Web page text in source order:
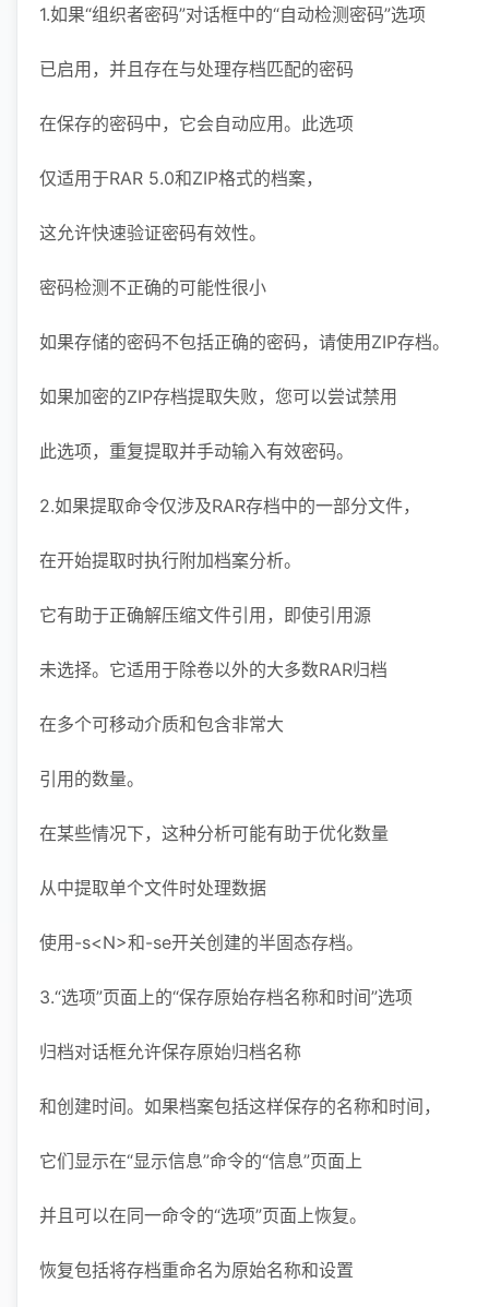
1.如果“组织者密码”对话框中的“自动检测密码”选项
已启用，并且存在与处理存档匹配的密码
在保存的密码中，它会自动应用。此选项
仅适用于RAR 5.0和ZIP格式的档案，
这允许快速验证密码有效性。
密码检测不正确的可能性很小
如果存储的密码不包括正确的密码，请使用ZIP存档。
如果加密的ZIP存档提取失败，您可以尝试禁用
此选项，重复提取并手动输入有效密码。
2.如果提取命令仅涉及RAR存档中的一部分文件，
在开始提取时执行附加档案分析。
它有助于正确解压缩文件引用，即使引用源
未选择。它适用于除卷以外的大多数RAR归档
在多个可移动介质和包含非常大
引用的数量。
在某些情况下，这种分析可能有助于优化数量
从中提取单个文件时处理数据
使用-s<N>和-se开关创建的半固态存档。
3.“选项”页面上的“保存原始存档名称和时间”选项
归档对话框允许保存原始归档名称
和创建时间。如果档案包括这样保存的名称和时间，
它们显示在“显示信息”命令的“信息”页面上
并且可以在同一命令的“选项”页面上恢复。
恢复包括将存档重命名为原始名称和设置